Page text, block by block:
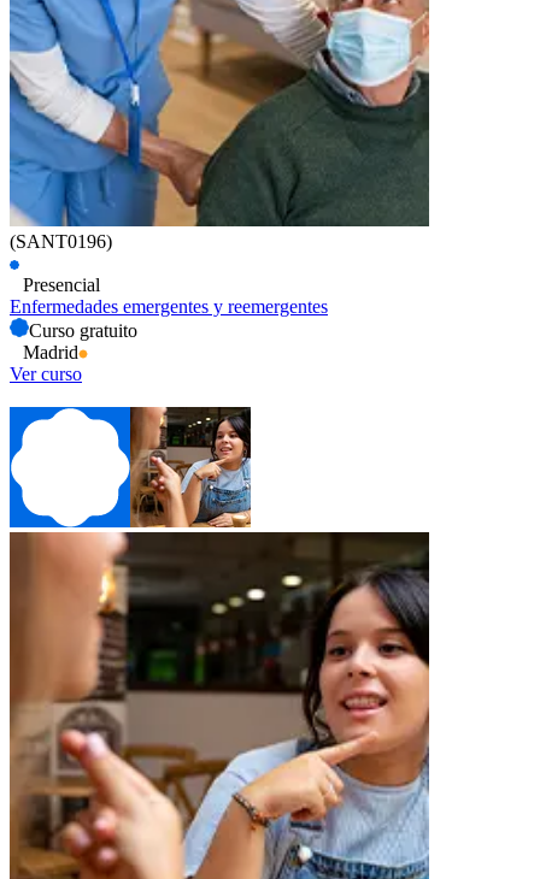
(SANT0196)
Presencial
Enfermedades emergentes y reemergentes
Curso gratuito
Madrid
Ver curso